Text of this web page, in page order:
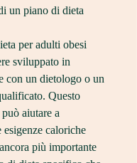
un piano di dieta
per adulti obesi
sviluppato in
con un dietologo o un
Questo
aiutare a
esigenze caloriche
più importante